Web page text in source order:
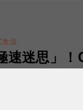
生活
速迷思」
才是 5G 時
服務，不是測速軟體上